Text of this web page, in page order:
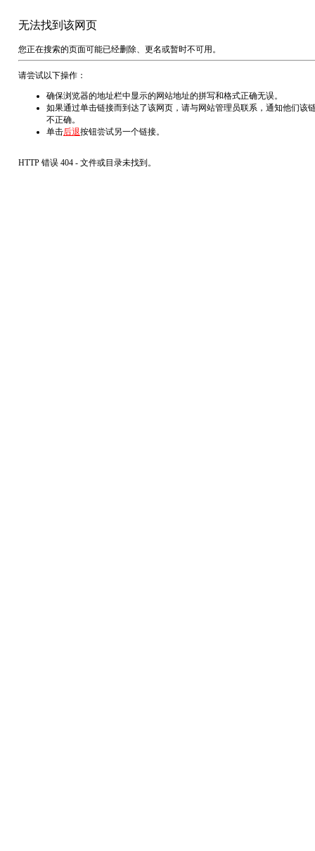
无法找到该网页
您正在搜索的页面可能已经删除、更名或暂时不可用。
请尝试以下操作：
确保浏览器的地址栏中显示的网站地址的拼写和格式正确无误。
如果通过单击链接而到达了该网页，请与网站管理员联系，通知他们该
不正确。
单击后退按钮尝试另一个链接。
HTTP 错误 404 - 文件或目录未找到。